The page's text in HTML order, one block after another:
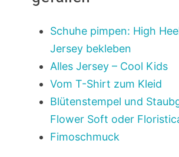
Schuhe pimpen: High
Jersey bekleben
Alles Jersey – Cool Kids
Vom T-Shirt zum Kleid
Blütenstempel und
Flower Soft oder
Fimoschmuck